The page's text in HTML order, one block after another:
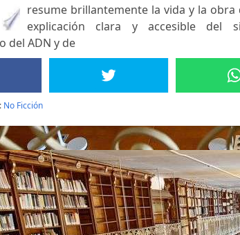
resume brillantemente la vida y la
explicación clara y accesible del
del ADN y de
No Ficción